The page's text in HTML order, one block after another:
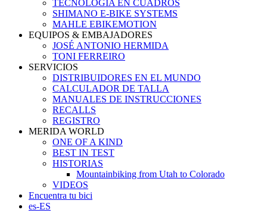
TECNOLOGÍA EN CUADROS
SHIMANO E-BIKE SYSTEMS
MAHLE EBIKEMOTION
EQUIPOS & EMBAJADORES
JOSÉ ANTONIO HERMIDA
TONI FERREIRO
SERVICIOS
DISTRIBUIDORES EN EL MUNDO
CALCULADOR DE TALLA
MANUALES DE INSTRUCCIONES
RECALLS
REGISTRO
MERIDA WORLD
ONE OF A KIND
BEST IN TEST
HISTORIAS
Mountainbiking from Utah to Colorado
VIDEOS
Encuentra tu bici
es-ES